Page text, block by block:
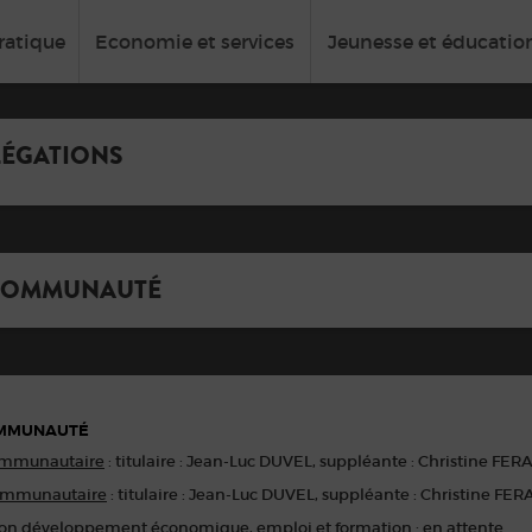
Economie et services Jeunesse et
: titulaire : Jean-Luc DUVEL, suppléante : Christine
: titulaire : Jean-Luc DUVEL, suppléante : Christine
développement économique, emploi et formation : en attente